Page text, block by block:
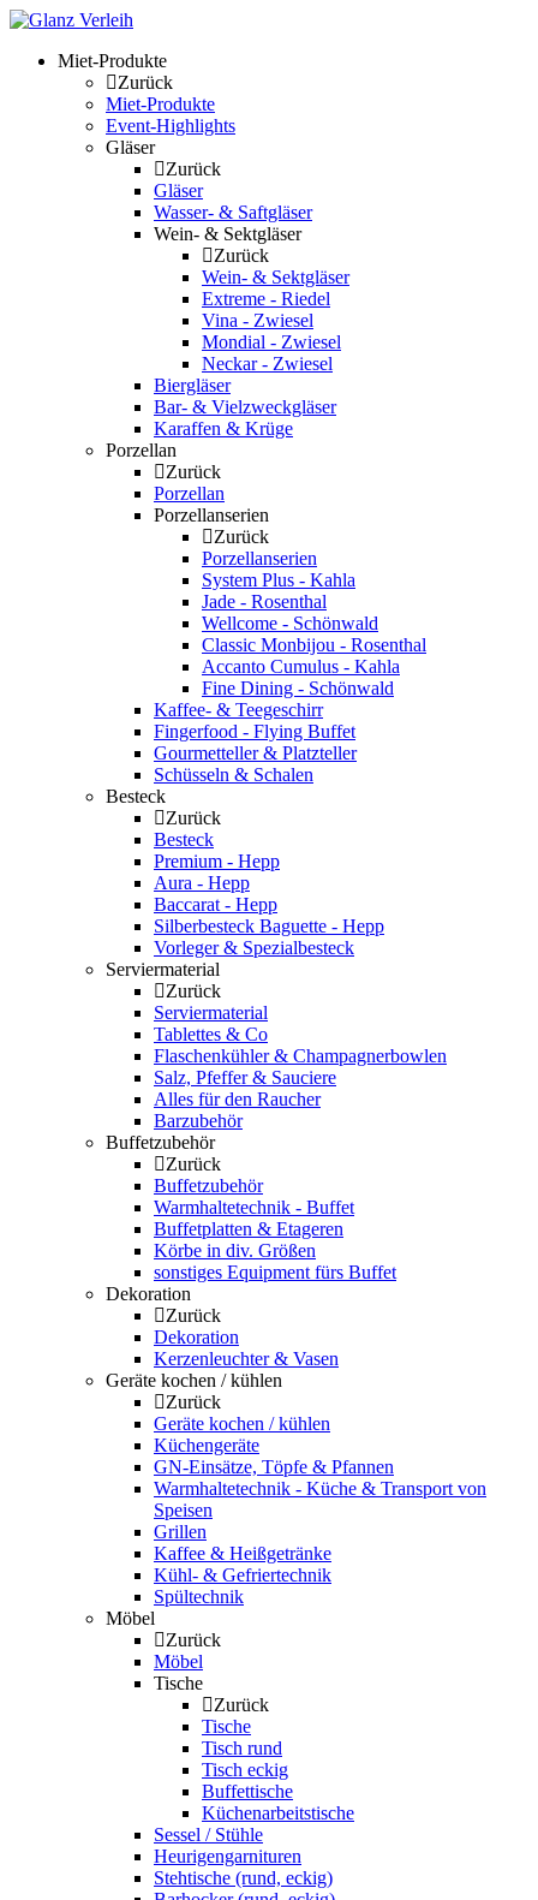
Skip
contentMiet-Produkte
Zurück
Miet-Produkte
Event-Highlights
Gläser
Zurück
Gläser
Wasser- & Saftgläser
Wein- & Sektgläser
Zurück
Wein- & Sektgläser
Extreme - Riedel
Vina - Zwiesel
Mondial - Zwiesel
Neckar - Zwiesel
Biergläser
Bar- & Vielzweckgläser
Karaffen & Krüge
Porzellan
Zurück
Porzellan
Porzellanserien
Zurück
Porzellanserien
System Plus - Kahla
Jade - Rosenthal
Wellcome - Schönwald
Classic Monbijou - Rosenthal
Accanto Cumulus - Kahla
Fine Dining - Schönwald
Kaffee- & Teegeschirr
Fingerfood - Flying Buffet
Gourmetteller & Platzteller
Schüsseln & Schalen
Besteck
Zurück
Besteck
Premium - Hepp
Aura - Hepp
Baccarat - Hepp
Silberbesteck Baguette - Hepp
Vorleger & Spezialbesteck
Serviermaterial
Zurück
Serviermaterial
Tablettes & Co
Flaschenkühler & Champagnerbowlen
Salz, Pfeffer & Sauciere
Alles für den Raucher
Barzubehör
Buffetzubehör
Zurück
Buffetzubehör
Warmhaltetechnik - Buffet
Buffetplatten & Etageren
Körbe in div. Größen
sonstiges Equipment fürs Buffet
Dekoration
Zurück
Dekoration
Kerzenleuchter & Vasen
Geräte kochen / kühlen
Zurück
Geräte kochen / kühlen
Küchengeräte
GN-Einsätze, Töpfe & Pfannen
Warmhaltetechnik - Küche & Transport von
Speisen
Grillen
Kaffee & Heißgetränke
Kühl- & Gefriertechnik
Spültechnik
Möbel
Zurück
Möbel
Tische
Zurück
Tische
Tisch rund
Tisch eckig
Buffettische
Küchenarbeitstische
Sessel / Stühle
Heurigengarnituren
Stehtische (rund, eckig)